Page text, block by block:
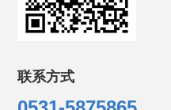
联系方式